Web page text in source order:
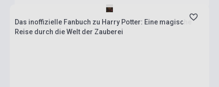
Das inoffizielle Fanbuch zu Harry Potter: Eine magische
Reise durch die Welt der Zauberei